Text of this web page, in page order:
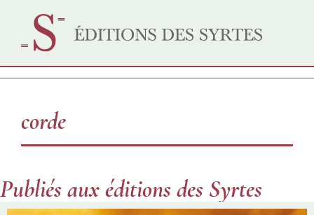
corde
Publiés aux éditions des Syrtes